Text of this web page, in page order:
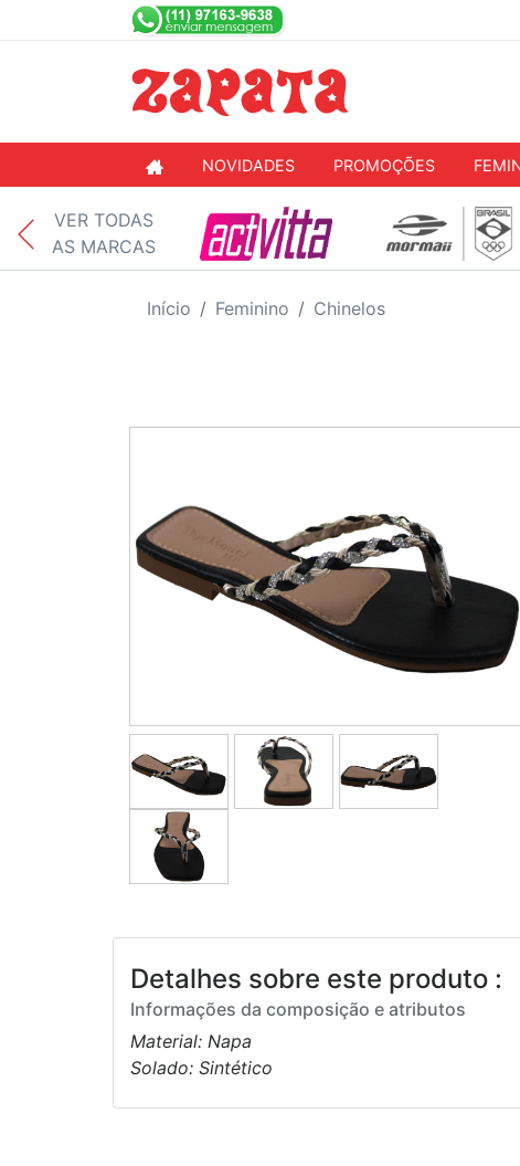
NOVIDADES PROMOÇÕES
VER TODAS
AS MARCAS
Início Feminino Chinelos
Detalhes sobre este produto :
Informações da composição e atributos
Material: Napa
Solado: Sintético